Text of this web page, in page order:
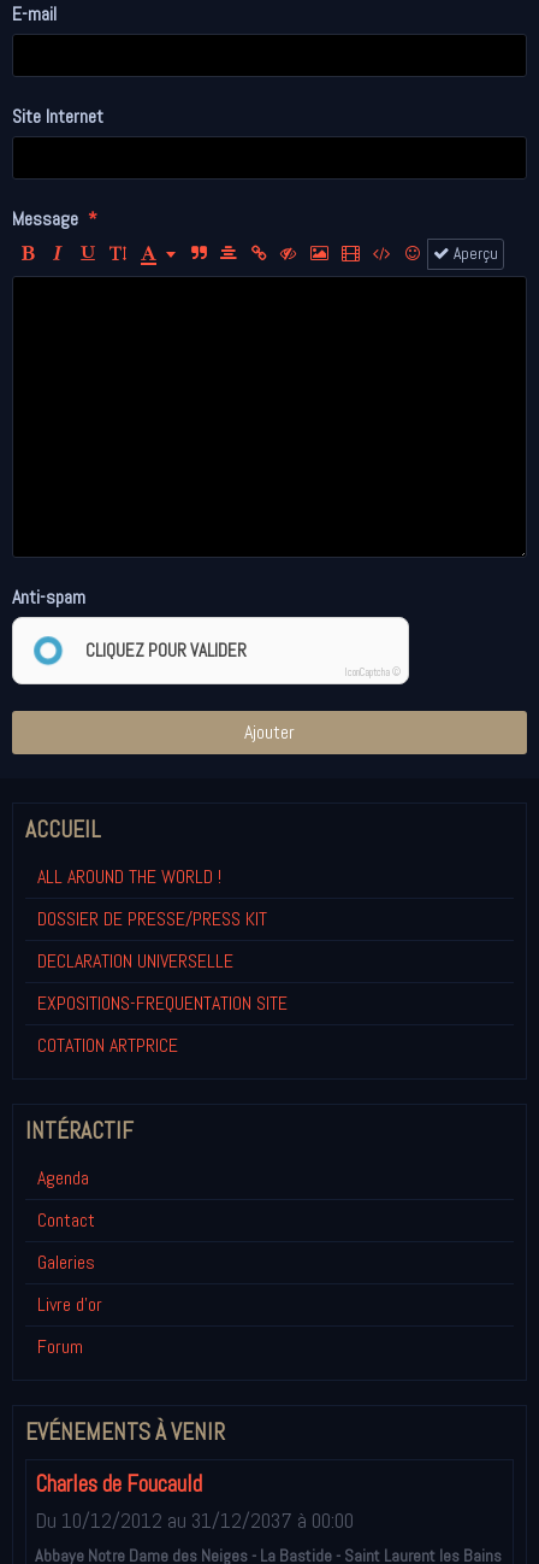
E-mail
Site Internet
Message
Aperçu
Anti-spam
CLIQUEZ POUR VALIDER
IconCaptcha ©
Ajouter
ACCUEIL
ALL AROUND THE WORLD !
DOSSIER DE PRESSE/PRESS KIT
DECLARATION UNIVERSELLE
EXPOSITIONS-FREQUENTATION SITE
COTATION ARTPRICE
INTÉRACTIF
Agenda
Contact
Galeries
Livre d'or
Forum
EVÉNEMENTS À VENIR
Charles de Foucauld
Du 10/12/2012 au 31/12/2037 à 00:00
Abbaye Notre Dame des Neiges - La Bastide - Saint Laurent les Bains